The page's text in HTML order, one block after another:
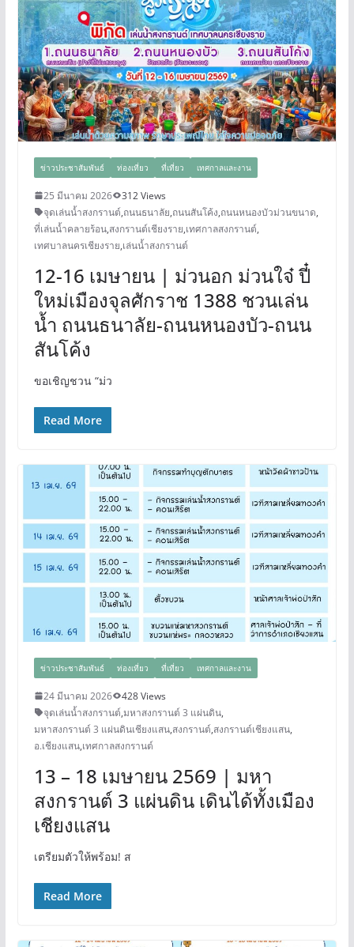
ข่าวประชาสัมพันธ์ ท่องเที่ยว ที่เที่ยว เทศกาลและงาน
25 มีนาคม 2026
312 Views
จุดเล่นน้ำสงกรานต์,ถนนธนาลัย,ถนนสันโค้ง,ถนนหนองบัวม่วนขนาด,
ที่เล่นน้ำคลายร้อน,สงกรานต์เชียงราย,เทศกาลสงกรานต์,
เทศบาลนครเชียงราย,เล่นน้ำสงกรานต์
12-16 เมษายน | ม่วนอก ม่วนใจ๋ ปี๋
ใหม่เมืองจุลศักราช 1388 ชวนเล่น
น้ำ ถนนธนาลัย-ถนนหนองบัว-ถนน
สันโค้ง
ขอเชิญชวน “ม่ว
Read More
ข่าวประชาสัมพันธ์ ท่องเที่ยว ที่เที่ยว เทศกาลและงาน
24 มีนาคม 2026
428 Views
จุดเล่นน้ำสงกรานต์,มหาสงกรานต์ 3 แผ่นดิน,
มหาสงกรานต์ 3 แผ่นดินเชียงแสน,สงกรานต์,สงกรานต์เชียงแสน,
อ.เชียงแสน,เทศกาลสงกรานต์
13 – 18 เมษายน 2569 | มหา
สงกรานต์ 3 แผ่นดิน เดินได้ทั้งเมือง
เชียงแสน
เตรียมตัวให้พร้อม! ส
Read More